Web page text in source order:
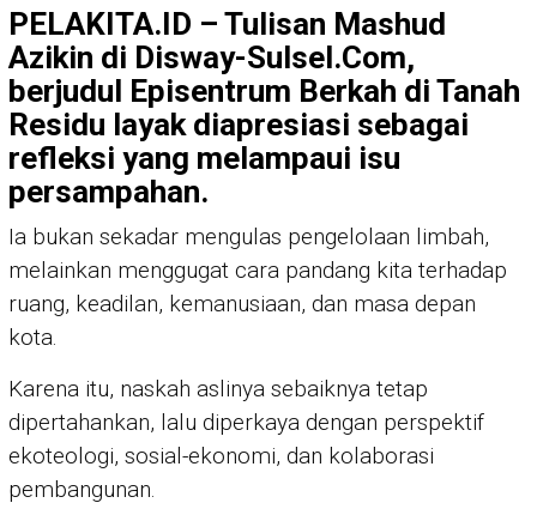
PELAKITA.ID – Tulisan Mashud
Azikin di Disway-Sulsel.Com,
berjudul Episentrum Berkah di Tanah
Residu layak diapresiasi sebagai
refleksi yang melampaui isu
persampahan.
Ia bukan sekadar mengulas pengelolaan limbah,
melainkan menggugat cara pandang kita terhadap
ruang, keadilan, kemanusiaan, dan masa depan
kota.
Karena itu, naskah aslinya sebaiknya tetap
dipertahankan, lalu diperkaya dengan perspektif
ekoteologi, sosial-ekonomi, dan kolaborasi
pembangunan.